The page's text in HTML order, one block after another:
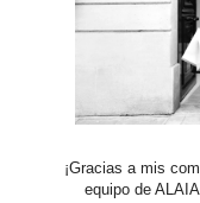
¡Gracias a mis
equipo de